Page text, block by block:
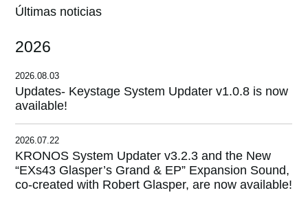
Características
Eventos
Soporte
Noticias
Últimas noticias
2026
2026.08.03
Updates- Keystage System Updater v1.0.8 is now
available!
2026.07.22
KRONOS System Updater v3.2.3 and the New
“EXs43 Glasper’s Grand & EP” Expansion Sound,
co-created with Robert Glasper, are now available!